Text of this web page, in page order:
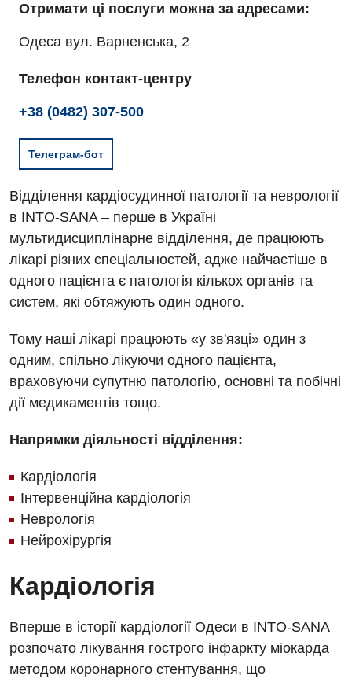
Отримати ці послуги можна за адресами:
Одеса вул. Варненська, 2
Телефон контакт-центру
+38 (0482) 307-500
Телеграм-бот
Відділення кардіосудинної патології та неврології
в INTO-SANA – перше в Україні
мультидисциплінарне відділення, де працюють
лікарі різних спеціальностей, адже найчастіше в
одного пацієнта є патологія кількох органів та
систем, які обтяжують один одного.
Тому наші лікарі працюють «у зв'язці» один з
одним, спільно лікуючи одного пацієнта,
враховуючи супутню патологію, основні та побічні
дії медикаментів тощо.
Напрямки діяльності відділення:
Кардіологія
Інтервенційна кардіологія
Неврологія
Нейрохірургія
Кардіологія
Вперше в історії кардіології Одеси в INTO-SANA
розпочато лікування гострого інфаркту міокарда
методом коронарного стентування, що